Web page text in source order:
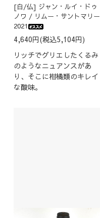
[白/仏] ジャン・ルイ・ドゥ
ノワ / リムー・サントマリー
2021
4,640円(税込5,104円)
リッチでグリエしたくるみ
のようなニュアンスがあ
り、そこに柑橘類のキレイ
な酸味。